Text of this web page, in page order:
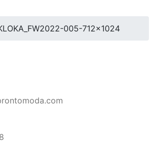
005-712×1024